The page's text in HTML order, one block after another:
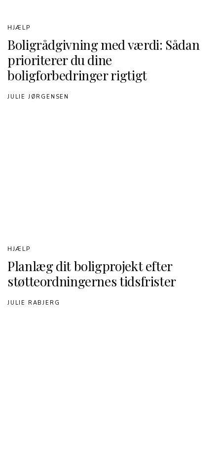
Boligrådgivning med værdi: Sådan
prioriterer du dine
boligforbedringer rigtigt
HJÆLP
JULIE JØRGENSEN
Planlæg dit boligprojekt efter
støtteordningernes tidsfrister
HJÆLP
JULIE RABJERG